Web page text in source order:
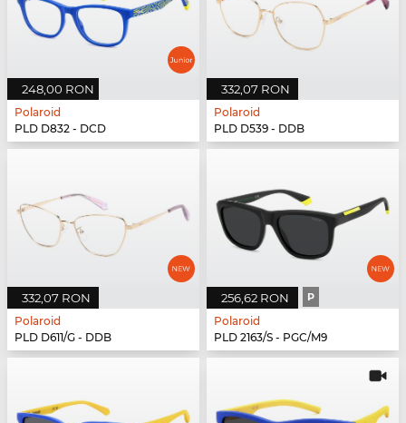
248,00 RON
Polaroid
PLD D832 - DCD
332,07 RON
Polaroid
PLD D539 - DDB
332,07 RON
Polaroid
PLD D611/G - DDB
256,62 RON P
Polaroid
PLD 2163/S - PGC/M9